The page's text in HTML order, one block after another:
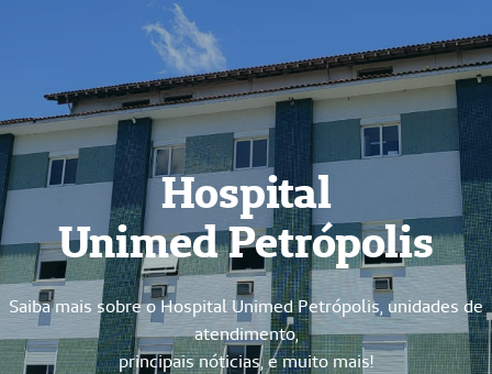
Hospital
Unimed Petrópolis
Saiba mais sobre o Hospital Unimed Petrópolis, unidades de
atendimento,
principais nóticias, e muito mais!